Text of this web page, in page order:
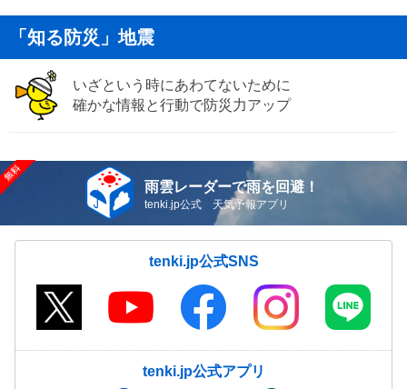
「知る防災」地震
いざという時にあわてないために
確かな情報と行動で防災力アップ
雨雲レーダーで雨を回避！
tenki.jp公式 天気予報アプリ
tenki.jp公式SNS
tenki.jp公式アプリ